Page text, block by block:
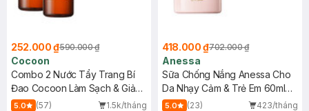
252.000 ₫590.000 ₫
Cocoon
Combo 2 Nước Tẩy Trang Bí
Đao Cocoon Làm Sạch & Giảm
Dầu 500ml
5.0 (57)
1.5k/tháng
418.000 ₫702.000 ₫
Anessa
Sữa Chống Nắng Anessa Cho
Da Nhạy Cảm & Trẻ Em 60ml
(Mới)
5.0 (23)
423/tháng